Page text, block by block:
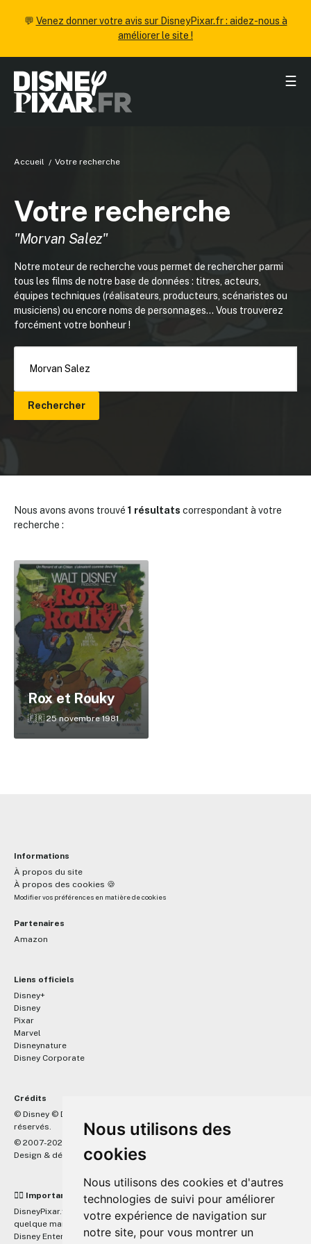
Nous utilisons des
cookies
Nous utilisons des cookies et d'autres
technologies de suivi pour améliorer
votre expérience de navigation sur
notre site, pour vous montrer un
💬 Venez donner votre avis sur DisneyPixar.fr : aidez-nous à
améliorer le site !
☰
Accueil Votre recherche
Votre recherche
"Morvan Salez"
Notre moteur de recherche vous permet de rechercher parmi
tous les films de notre base de données : titres, acteurs,
équipes techniques (réalisateurs, producteurs, scénaristes ou
musiciens) ou encore noms de personnages... Vous trouverez
forcément votre bonheur !
Rechercher
Nous avons avons trouvé 1 résultats correspondant à votre
recherche :
Rox et Rouky
🇫🇷 25 novembre 1981
Informations
À propos du site
À propos des cookies 🍪
Modifier vos préférences en matière de cookies
Partenaires
Amazon
Liens officiels
Disney+
Disney
Pixar
Marvel
Disneynature
Disney Corporate
Crédits
© Disney © Disney/Pixar © &
réservés.
© 2007-2026 DisneyPixar.fr
Design & développement : MonsieurPaul
☝🏼 Important
DisneyPixar.fr est un site indépendant et n'est en aucun cas lié de
quelque manière que ce soit avec The Walt Disney Company, Pixar,
Disney Enterprises, Inc ou leurs dérivés ou associés. Toute demande
✕